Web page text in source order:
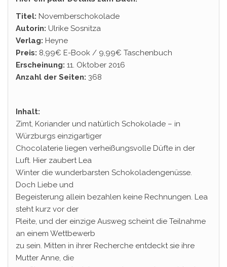
Titel: Novemberschokolade
Autorin: Ulrike Sosnitza
Verlag: Heyne
Preis: 8,99€ E-Book / 9,99€ Taschenbuch
Erscheinung: 11. Oktober 2016
Anzahl der Seiten: 368
Inhalt:
Zimt, Koriander und natürlich Schokolade – in
Würzburgs einzigartiger
Chocolaterie liegen verheißungsvolle Düfte in der
Luft. Hier zaubert Lea
Winter die wunderbarsten Schokoladengenüsse.
Doch Liebe und
Begeisterung allein bezahlen keine Rechnungen. Lea
steht kurz vor der
Pleite, und der einzige Ausweg scheint die Teilnahme
an einem Wettbewerb
zu sein. Mitten in ihrer Recherche entdeckt sie ihre
Mutter Anne, die